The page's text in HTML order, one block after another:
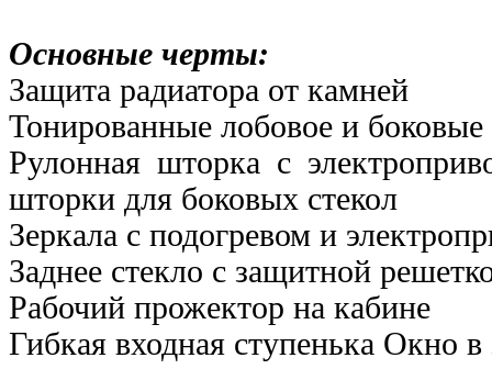
Основные черты:
Защита радиатора от камней
Тонированные лобовое и боковые
Рулонная шторка с
шторки для боковых стекол
Зеркала с подогревом и
Заднее стекло с защитной
Рабочий прожектор на кабине
Гибкая входная ступенька Окно